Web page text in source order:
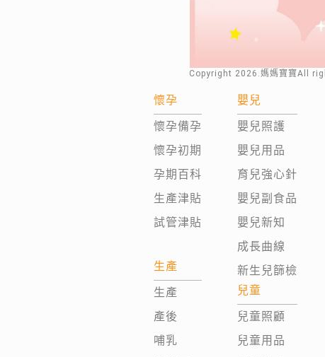
Copyright 2026 .媽媽寶寶All
懷孕
懷孕備孕
懷孕初期
孕期百科
生產津貼
試管津貼
生產
生產
產後
哺乳
嬰兒
嬰兒照護
嬰兒用品
育兒強心針
嬰兒副食品
嬰兒新知
成長曲線
新生兒篩檢
兒童
兒童照顧
兒童用品